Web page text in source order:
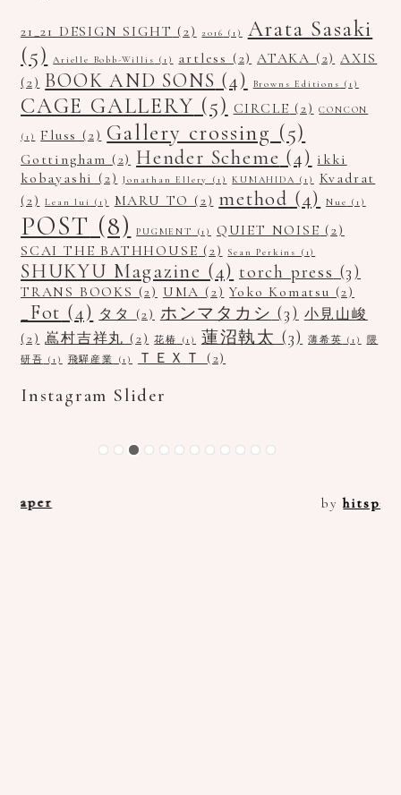
21_21 DESIGN SIGHT (2) 2016 (1)
Arata Sasaki
(5)
Arielle Bobb-Willis (1) artless (2) ATAKA (2) AXIS
(2) BOOK AND SONS (4) Browns Editions (1)
CAGE GALLERY (5) CIRCLE (2) CONCON
(1) Fluss (2) Gallery crossing (5)
Gottingham (2) Hender Scheme (4) ikki
kobayashi (2) Jonathan Ellery (1) KUMAHIDA (1)
Kvadrat
(2)
Lean lui (1) MARU TO (2) method (4) Nue (1)
POST (8) PUGMENT (1) QUIET NOISE (2)
SCAI THE BATHHOUSE (2) Sean Perkins (1)
SHUKYU Magazine (4) torch press (3)
TRANS BOOKS (2) UMA (2) Yoko Komatsu (2)
_Fot (4) タタ (2) ホンマタカシ (3) 小見山峻
(2) 嶌村吉祥丸 (2) 花椿 (1) 蓮沼執太 (3) 薄希英 (1)
隈
研吾 (1) 飛驒産業 (1) ＴＥＸＴ (2)
Instagram Slider
byhitspaper